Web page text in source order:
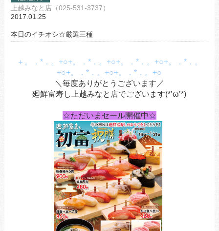
上越みなと店（025-531-3737）
2017.01.25
本日のイチオシ☆厳選三種
＋。．*．。+○+。．*．。+○+。．*．。+○+。．*．。
+○+。．*．。+○+。．*．。+○
＼毎度ありがとうございます／
廻鮮富寿し上越みなと店でございます(*’ω’*)
☆ただいまセール開催中☆